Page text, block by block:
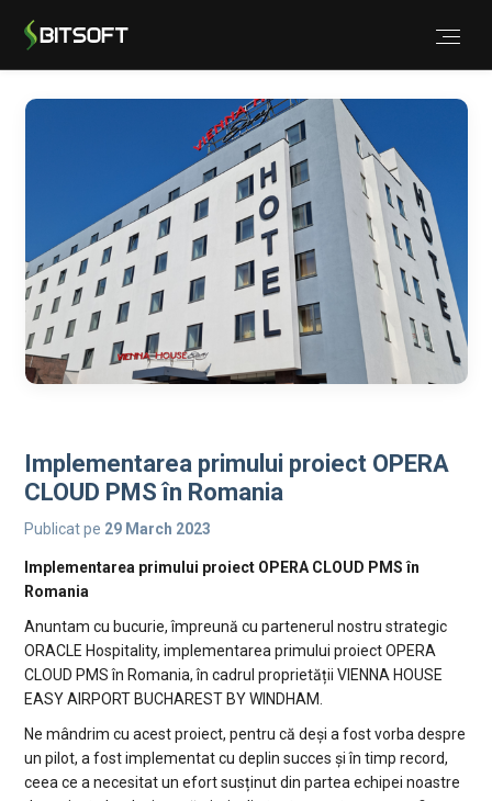
Implementarea primului proiect OPERA
CLOUD PMS în Romania
Publicat pe 29 March 2023
Implementarea primului proiect OPERA CLOUD PMS în
Romania
Anuntam cu bucurie, împreună cu partenerul nostru strategic
ORACLE Hospitality, implementarea primului proiect OPERA
CLOUD PMS în Romania, în cadrul proprietății VIENNA HOUSE
EASY AIRPORT BUCHAREST BY WINDHAM.
Ne mândrim cu acest proiect, pentru că deși a fost vorba despre
un pilot, a fost implementat cu deplin succes și în timp record,
ceea ce a necesitat un efort susținut din partea echipei noastre